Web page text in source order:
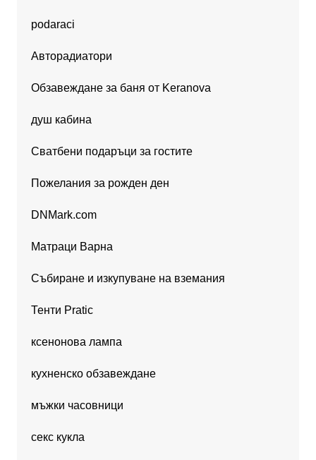
podaraci
Авторадиатори
Обзавеждане за баня от Keranova
душ кабина
Сватбени подаръци за гостите
Пожелания за рожден ден
DNMark.com
Матраци Варна
Събиране и изкупуване на вземания
Тенти Pratic
ксенонова лампа
кухненско обзавеждане
мъжки часовници
секс кукла